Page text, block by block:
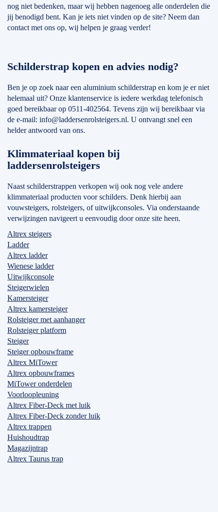
nog niet bedenken, maar wij hebben nagenoeg alle onderdelen die
jij benodigd bent. Kan je iets niet vinden op de site? Neem dan
contact met ons op, wij helpen je graag verder!
Schilderstrap kopen en advies nodig?
Ben je op zoek naar een aluminium schilderstrap en kom je er niet
helemaal uit? Onze klantenservice is iedere werkdag telefonisch
goed bereikbaar op 0511-402564. Tevens zijn wij bereikbaar via
de e-mail: info@laddersenrolsteigers.nl. U ontvangt snel een
helder antwoord van ons.
Klimmateriaal kopen bij
laddersenrolsteigers
Naast schilderstrappen verkopen wij ook nog vele andere
klimmateriaal producten voor schilders. Denk hierbij aan
vouwsteigers, rolsteigers, of uitwijkconsoles. Via onderstaande
verwijzingen navigeert u eenvoudig door onze site heen.
Altrex steigers
Ladder
Altrex ladder
Wienese ladder
Uitwijkconsole
Steigerwielen
Kamersteiger
Altrex kamersteiger
Rolsteiger met aanhanger
Rolsteiger platform
Steiger
Steiger opbouwframe
Altrex MiTower
Altrex opbouwframes
MiTower onderdelen
Voorloopleuning
Altrex Fiber-Deck met luik
Altrex Fiber-Deck zonder luik
Altrex trappen
Huishoudtrap
Magazijntrap
Altrex Taurus trap